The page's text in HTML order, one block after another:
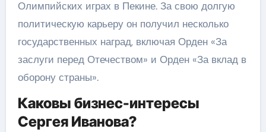
Олимпийских играх в Пекине. За свою долгую
политическую карьеру он получил несколько
государственных наград, включая Орден «За
заслуги перед Отечеством» и Орден «За вклад в
оборону страны».
Каковы бизнес-интересы
Сергея Иванова?